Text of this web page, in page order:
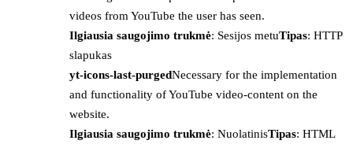
videos from YouTube the user has seen.
Ilgiausia saugojimo trukmė: Sesijos metuTipas: HTTP
slapukas
yt-icons-last-purgedNecessary for the implementation
and functionality of YouTube video-content on the
website.
Ilgiausia saugojimo trukmė: NuolatinisTipas: HTML